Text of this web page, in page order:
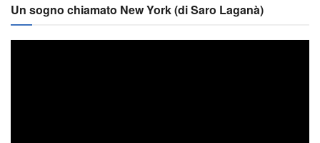
Un sogno chiamato New York (di Saro Laganà)